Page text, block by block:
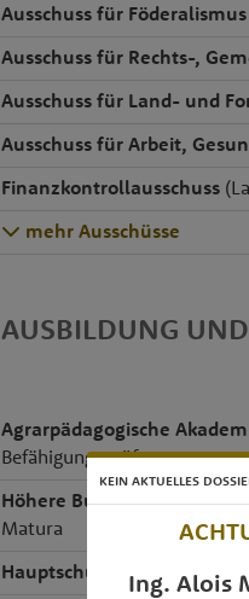
Ausschuss für
Ausschuss für Rechts-,
Ausschuss für Land- und
Ausschuss für Arbeit,
Finanzkontrollausschuss
mehr Ausschüsse
AUSBILDUNG
Agrarpädagogische
Befähigungsprüfung
Höhere Bundeslehranstalt
Matura
Hauptschule
, Reith im
KEIN AKTUELLES
Ing. Alois